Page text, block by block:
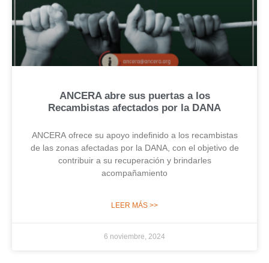
ANCERA abre sus puertas a los
Recambistas afectados por la DANA
ANCERA ofrece su apoyo indefinido a los recambistas
de las zonas afectadas por la DANA, con el objetivo de
contribuir a su recuperación y brindarles
acompañamiento
LEER MÁS >>
6 noviembre, 2024